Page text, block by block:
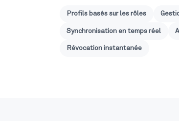
Profils basés sur les rôles
Synchronisation en temps réel
Révocation instantanée